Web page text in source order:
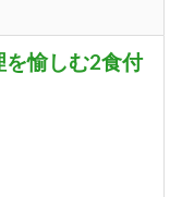
を愉しむ2食付